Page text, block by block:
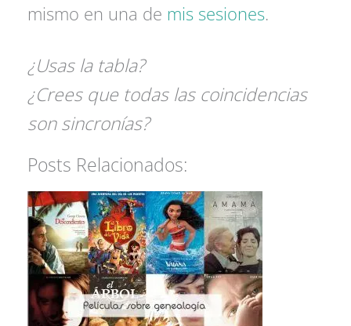
mismo en una de mis sesiones.
¿Usas la tabla?
¿Crees que todas las coincidencias
son sincronías?
Posts Relacionados: